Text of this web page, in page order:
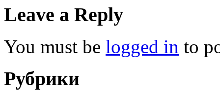
Leave a Reply
You must be logged in to
Рубрики